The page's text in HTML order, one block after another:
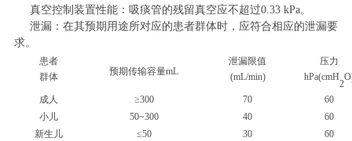
真空控制装置性能： 吸痰管的残留真空应不超过0.33 kPa。
泄漏： 在其预期用途所对应的患者群体时，应符合相应的泄漏要
求。
患者
群体
预期传输容量mL
泄漏限值
(mL/min)
压力
hPa(cmH
2
成人 ≥300 70
60
小儿
50~300 40
60
新生儿
≤50 30 60